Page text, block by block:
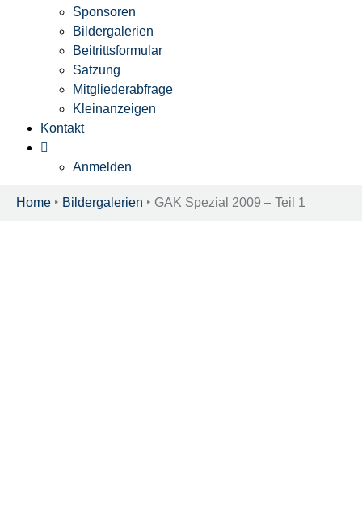
Sponsoren
Bildergalerien
Beitrittsformular
Satzung
Mitgliederabfrage
Kleinanzeigen
Kontakt
Anmelden
Home ‣ Bildergalerien ‣ GAK Spezial 2009 – Teil 1​